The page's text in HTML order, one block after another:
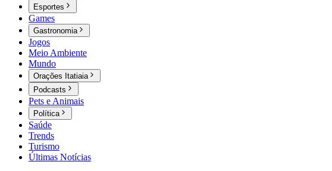
Esportes
Games
Gastronomia
Jogos
Meio Ambiente
Mundo
Orações Itatiaia
Podcasts
Pets e Animais
Política
Saúde
Trends
Turismo
Últimas Notícias